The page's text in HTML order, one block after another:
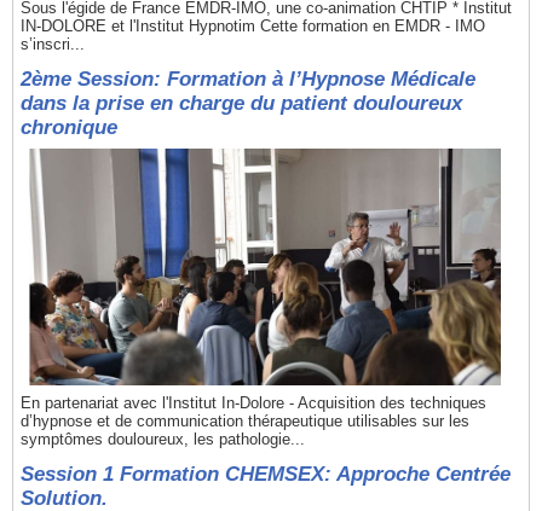
Sous l'égide de France EMDR-IMO, une co-animation CHTIP * Institut
IN-DOLORE et l'Institut Hypnotim Cette formation en EMDR - IMO
s’inscri...
2ème Session: Formation à l’Hypnose Médicale
dans la prise en charge du patient douloureux
chronique
En partenariat avec l'Institut In-Dolore - Acquisition des techniques
d’hypnose et de communication thérapeutique utilisables sur les
symptômes douloureux, les pathologie...
Session 1 Formation CHEMSEX: Approche Centrée
Solution.